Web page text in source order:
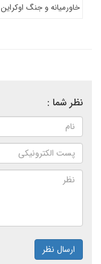
خاورمیانه و جنگ اوکراین
نظر شما :
ارسال نظر